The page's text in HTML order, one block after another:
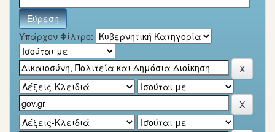
Υπάρχον Φίλτρο: